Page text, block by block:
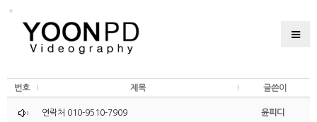
번호 제목 글쓴이
연락처 010-9510-7909 윤피디